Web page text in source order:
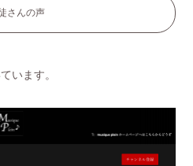
さんの声
います。